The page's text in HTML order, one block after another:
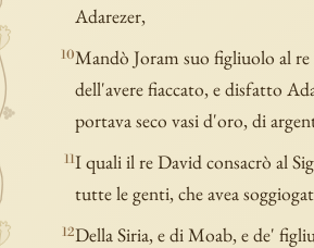
Adarezer,
10Mandò Joram suo figliuolo al
dell'avere fiaccato, e disfatto
portava seco vasi d'oro, di
11I quali il re David consacrò al
tutte le genti, che avea
12Della Siria, e di Moab, e de'